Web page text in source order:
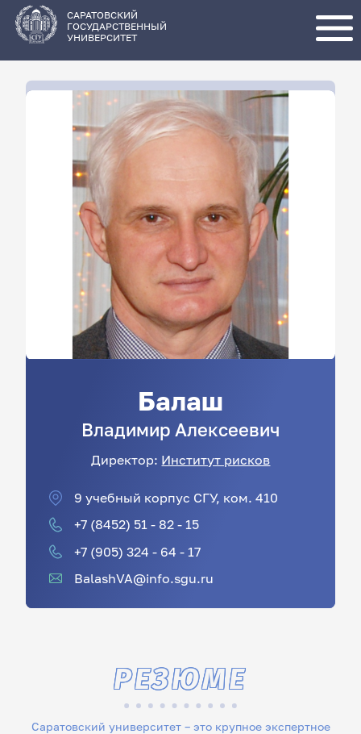
основному
содержанию
САРАТОВСКИЙ
ГОСУДАРСТВЕННЫЙ
УНИВЕРСИТЕТ
Балаш
Владимир Алексеевич
Директор: Институт рисков
9 учебный корпус СГУ, ком. 410
+7 (8452) 51 - 82 - 15
+7 (905) 324 - 64 - 17
BalashVA@info.sgu.ru
Саратовский университет – это крупное экспертное
РЕЗЮМЕ